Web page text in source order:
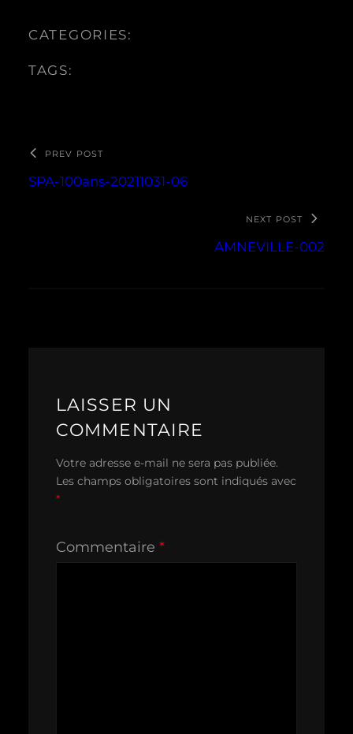
CATEGORIES:
TAGS:
PREV POST
SPA-100ans-20211031-06
NEXT POST
AMNEVILLE-002
LAISSER UN
COMMENTAIRE
Votre adresse e-mail ne sera pas publiée.
Les champs obligatoires sont indiqués avec
*
Commentaire *